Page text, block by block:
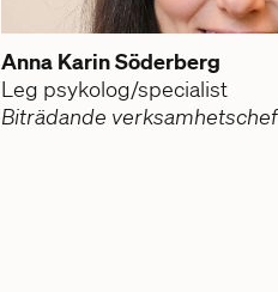
Anna Karin Söderberg
Leg psykolog/specialist
Biträdande verksamhetschef